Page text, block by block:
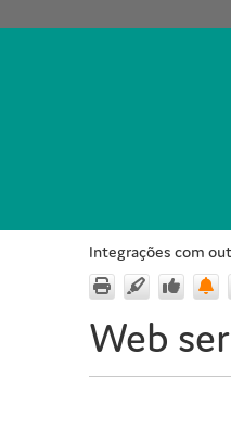
Integrações com
Web